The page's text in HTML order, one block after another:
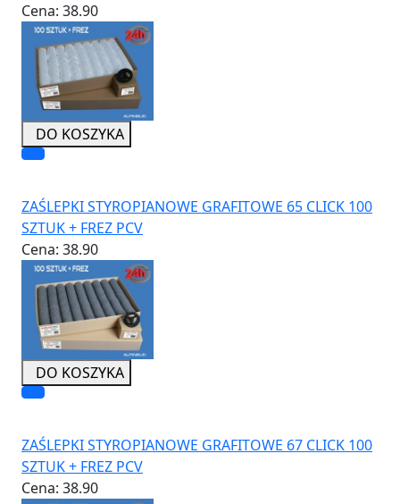
Cena: 38.90
DO KOSZYKA
ZAŚLEPKI STYROPIANOWE GRAFITOWE 65 CLICK 100
SZTUK + FREZ PCV
Cena: 38.90
DO KOSZYKA
ZAŚLEPKI STYROPIANOWE GRAFITOWE 67 CLICK 100
SZTUK + FREZ PCV
Cena: 38.90